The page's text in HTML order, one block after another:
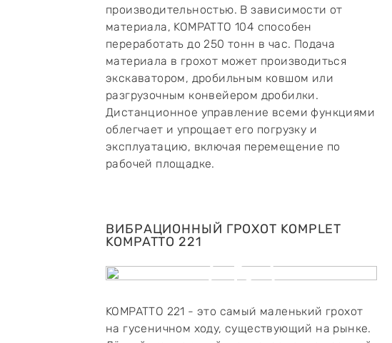
производительностью. В зависимости от
материала, KOMPATTO 104 способен
переработать до 250 тонн в час. Подача
материала в грохот может производиться
экскаватором, дробильным ковшом или
разгрузочным конвейером дробилки.
Дистанционное управление всеми функциями
облегчает и упрощает его погрузку и
эксплуатацию, включая перемещение по
рабочей площадке.
ВИБРАЦИОННЫЙ ГРОХОТ KOMPLET
KOMPATTO 221
KOMPATTO 221 - это самый маленький грохот
на гусеничном ходу, существующий на рынке.